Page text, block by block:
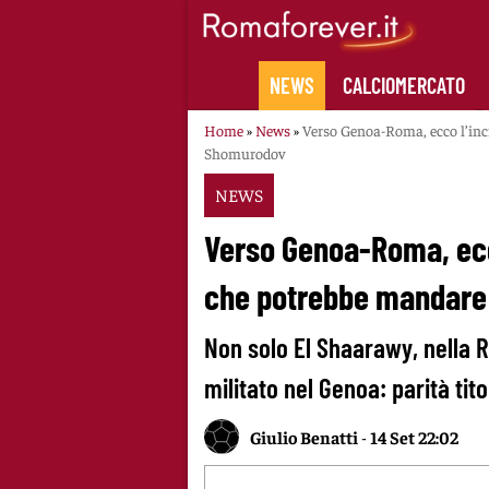
NEWS CALCIOMERCATO
Home» News»Verso Genoa-Roma, ecco
Shomurodov
NEWS
Verso Genoa-Roma,
che potrebbe
Non solo El Shaarawy, nella
militato nel Genoa: parità
Giulio Benatti -14 Set 22:02